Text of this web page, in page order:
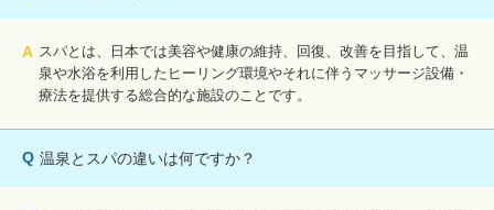
こだわり条件を変更
A スパとは、日本では美容や健康の維持、回復、改善を目指して、温
泉や水浴を利用したヒーリング環境やそれに伴うマッサージ設備・
療法を提供する総合的な施設のことです。
Q 温泉とスパの違いは何ですか？